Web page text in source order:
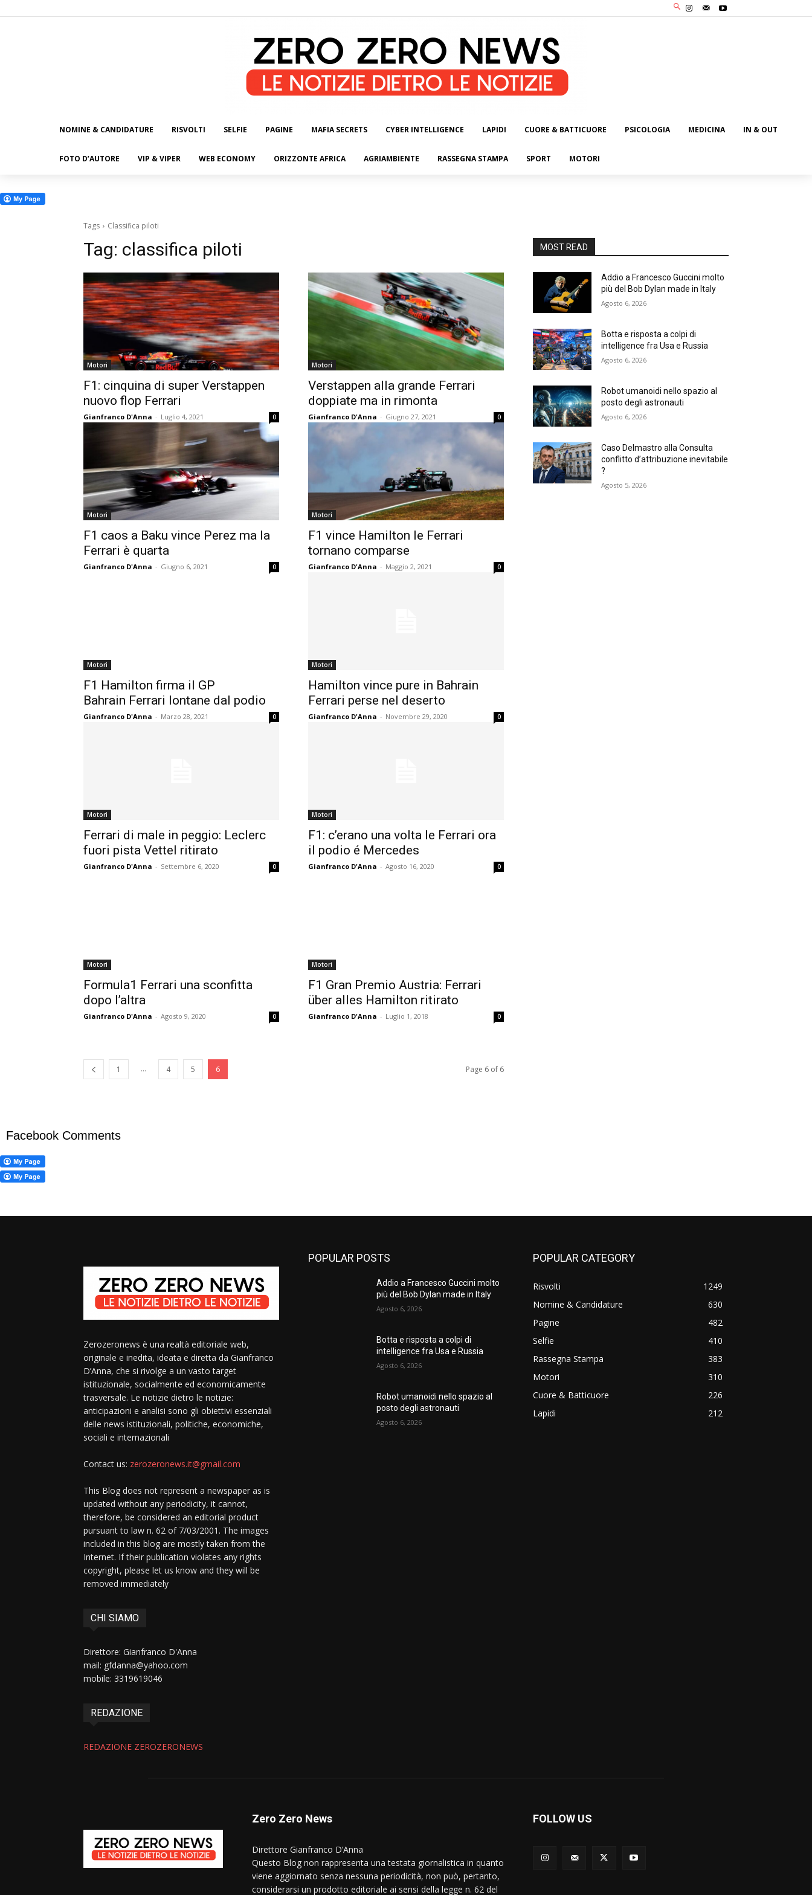
NOMINE & CANDIDATURE RISVOLTI SELFIE PAGINE MAFIA SECRETS CYBER INTELLIGENCE LAPIDI CUORE & BATTICUORE PSICOLOGIA MEDICINA IN & OUT
FOTO D’AUTORE VIP & VIPER WEB ECONOMY ORIZZONTE AFRICA AGRIAMBIENTE RASSEGNA STAMPA SPORT MOTORI
Tags Classifica piloti
Tag: classifica piloti
Motori
F1: cinquina di super Verstappen
nuovo flop Ferrari
Gianfranco D'Anna - Luglio 4, 2021 0
Motori
Verstappen alla grande Ferrari
doppiate ma in rimonta
Gianfranco D'Anna - Giugno 27, 2021 0
Motori
F1 caos a Baku vince Perez ma la
Ferrari è quarta
Gianfranco D'Anna - Giugno 6, 2021 0
Motori
F1 vince Hamilton le Ferrari
tornano comparse
Gianfranco D'Anna - Maggio 2, 2021 0
Motori
F1 Hamilton firma il GP
Bahrain Ferrari lontane dal podio
Gianfranco D'Anna - Marzo 28, 2021 0
Motori
Hamilton vince pure in Bahrain
Ferrari perse nel deserto
Gianfranco D'Anna - Novembre 29, 2020 0
Motori
Ferrari di male in peggio: Leclerc
fuori pista Vettel ritirato
Gianfranco D'Anna - Settembre 6, 2020 0
Motori
F1: c’erano una volta le Ferrari ora
il podio é Mercedes
Gianfranco D'Anna - Agosto 16, 2020 0
Motori
Formula1 Ferrari una sconfitta
dopo l’altra
Gianfranco D'Anna - Agosto 9, 2020 0
Motori
F1 Gran Premio Austria: Ferrari
über alles Hamilton ritirato
Gianfranco D'Anna - Luglio 1, 2018 0
1 ... 4 5 6 Page 6 of 6
MOST READ
Addio a Francesco Guccini molto
più del Bob Dylan made in Italy
Agosto 6, 2026
Botta e risposta a colpi di
intelligence fra Usa e Russia
Agosto 6, 2026
Robot umanoidi nello spazio al
posto degli astronauti
Agosto 6, 2026
Caso Delmastro alla Consulta
conflitto d’attribuzione inevitabile
?
Agosto 5, 2026
Facebook Comments
Zerozeronews è una realtà editoriale web,
originale e inedita, ideata e diretta da Gianfranco
D’Anna, che si rivolge a un vasto target
istituzionale, socialmente ed economicamente
trasversale. Le notizie dietro le notizie:
anticipazioni e analisi sono gli obiettivi essenziali
delle news istituzionali, politiche, economiche,
sociali e internazionali
Contact us: zerozeronews.it@gmail.com
This Blog does not represent a newspaper as is
updated without any periodicity, it cannot,
therefore, be considered an editorial product
pursuant to law n. 62 of 7/03/2001. The images
included in this blog are mostly taken from the
Internet. If their publication violates any rights
copyright, please let us know and they will be
removed immediately
CHI SIAMO
Direttore: Gianfranco D'Anna
mail: gfdanna@yahoo.com
mobile: 3319619046
REDAZIONE
REDAZIONE ZEROZERONEWS
POPULAR POSTS
Addio a Francesco Guccini molto
più del Bob Dylan made in Italy
Agosto 6, 2026
Botta e risposta a colpi di
intelligence fra Usa e Russia
Agosto 6, 2026
Robot umanoidi nello spazio al
posto degli astronauti
Agosto 6, 2026
POPULAR CATEGORY
Risvolti
1249
Nomine & Candidature
630
Pagine
482
Selfie
410
Rassegna Stampa
383
Motori
310
Cuore & Batticuore
226
Lapidi
212
Zero Zero News
Direttore Gianfranco D’Anna
Questo Blog non rappresenta una testata giornalistica in quanto
viene aggiornato senza nessuna periodicità, non può, pertanto,
considerarsi un prodotto editoriale ai sensi della legge n. 62 del
FOLLOW US